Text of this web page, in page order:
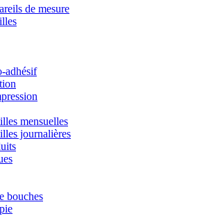
de mesure
adhésif
mensuelles
journalières
bouches